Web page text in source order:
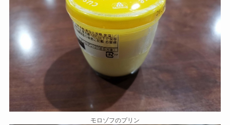
モロゾフのプリン